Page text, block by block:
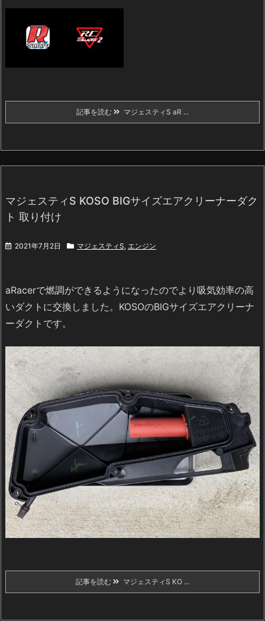
記事を読む マジェスティS aR ...
マジェスティS KOSO BIGサイズエアクリーナーダク
ト 取り付け
2021年7月2日 マジェスティS, エンジン
aRacerで燃調ができるようになったのでより吸気効率の高
いダクトに交換しました。KOSOのBIGサイズエアクリーナ
ーダクトです。
記事を読む マジェスティS KO ...